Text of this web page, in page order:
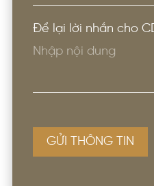
Để lại lời nhắn cho
GỬI THÔNG TIN